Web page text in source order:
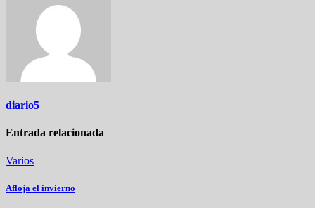
diario5
Entrada relacionada
Varios
Afloja el invierno